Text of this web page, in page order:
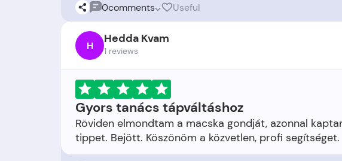
0comments Useful
H Hedda Kvam
1 reviews
Gyors tanács tápváltáshoz
Röviden elmondtam a macska gondját, azonnal